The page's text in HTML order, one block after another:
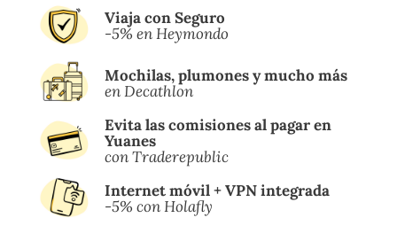
Viaja con Seguro
-5% en Heymondo
Mochilas, plumones y mucho más
en Decathlon
Evita las comisiones al pagar en
Yuanes
con Traderepublic
Internet móvil + VPN integrada
-5% con Holafly